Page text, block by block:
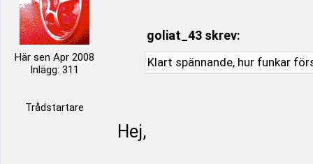
Här sen Apr 2008
Inlägg: 311
Trådstartare
goliat_43 skrev:
Klart spännande, hur funkar
Hej,